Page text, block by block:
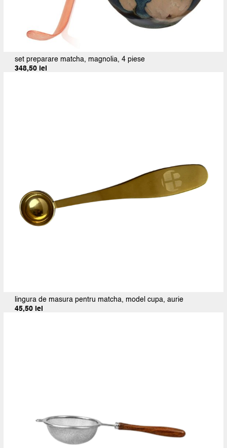
set preparare matcha, magnolia, 4 piese
348,50 lei
lingura de masura pentru matcha, model cupa, aurie
45,50 lei